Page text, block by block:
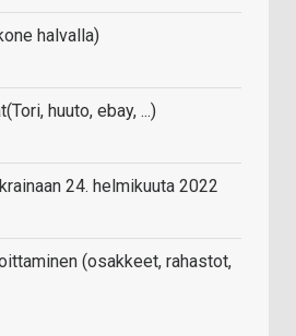
halvalla)
huuto, ebay, ...)
24. helmikuuta 2022
(osakkeet, rahastot,